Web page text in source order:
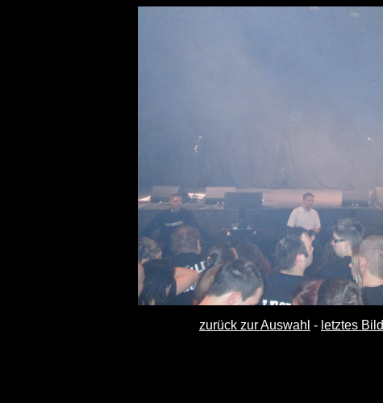
zurück zur Auswahl - letztes Bild